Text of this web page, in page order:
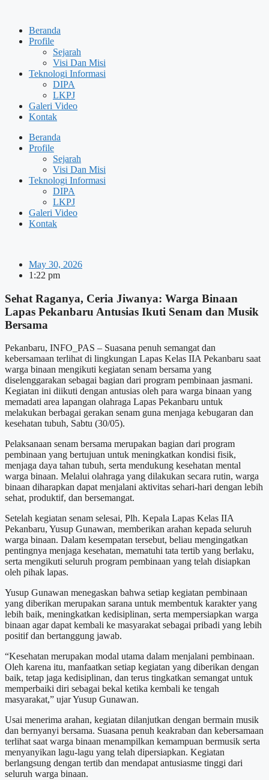
contentBeranda
Profile
Sejarah
Visi Dan Misi
Teknologi Informasi
DIPA
LKPJ
Galeri Video
Kontak
Beranda
Profile
Sejarah
Visi Dan Misi
Teknologi Informasi
DIPA
LKPJ
Galeri Video
Kontak
May 30, 2026
1:22 pm
Sehat Raganya, Ceria Jiwanya: Warga Binaan
Lapas Pekanbaru Antusias Ikuti Senam dan Musik
Bersama
Pekanbaru, INFO_PAS – Suasana penuh semangat dan
kebersamaan terlihat di lingkungan Lapas Kelas IIA Pekanbaru saat
warga binaan mengikuti kegiatan senam bersama yang
diselenggarakan sebagai bagian dari program pembinaan jasmani.
Kegiatan ini diikuti dengan antusias oleh para warga binaan yang
memadati area lapangan olahraga Lapas Pekanbaru untuk
melakukan berbagai gerakan senam guna menjaga kebugaran dan
kesehatan tubuh, Sabtu (30/05).
Pelaksanaan senam bersama merupakan bagian dari program
pembinaan yang bertujuan untuk meningkatkan kondisi fisik,
menjaga daya tahan tubuh, serta mendukung kesehatan mental
warga binaan. Melalui olahraga yang dilakukan secara rutin, warga
binaan diharapkan dapat menjalani aktivitas sehari-hari dengan lebih
sehat, produktif, dan bersemangat.
Setelah kegiatan senam selesai, Plh. Kepala Lapas Kelas IIA
Pekanbaru, Yusup Gunawan, memberikan arahan kepada seluruh
warga binaan. Dalam kesempatan tersebut, beliau mengingatkan
pentingnya menjaga kesehatan, mematuhi tata tertib yang berlaku,
serta mengikuti seluruh program pembinaan yang telah disiapkan
oleh pihak lapas.
Yusup Gunawan menegaskan bahwa setiap kegiatan pembinaan
yang diberikan merupakan sarana untuk membentuk karakter yang
lebih baik, meningkatkan kedisiplinan, serta mempersiapkan warga
binaan agar dapat kembali ke masyarakat sebagai pribadi yang lebih
positif dan bertanggung jawab.
“Kesehatan merupakan modal utama dalam menjalani pembinaan.
Oleh karena itu, manfaatkan setiap kegiatan yang diberikan dengan
baik, tetap jaga kedisiplinan, dan terus tingkatkan semangat untuk
memperbaiki diri sebagai bekal ketika kembali ke tengah
masyarakat,” ujar Yusup Gunawan.
Usai menerima arahan, kegiatan dilanjutkan dengan bermain musik
dan bernyanyi bersama. Suasana penuh keakraban dan kebersamaan
terlihat saat warga binaan menampilkan kemampuan bermusik serta
menyanyikan lagu-lagu yang telah dipersiapkan. Kegiatan
berlangsung dengan tertib dan mendapat antusiasme tinggi dari
seluruh warga binaan.